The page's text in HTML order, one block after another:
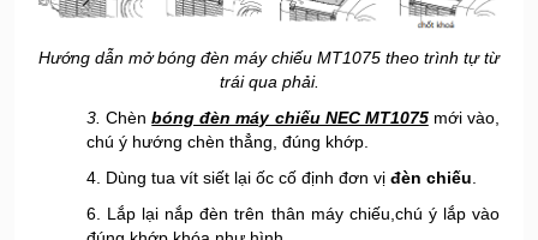
Hướng dẫn mở bóng đèn máy chiếu MT1075 theo trình tự từ
trái qua phải.
3.Chènbóng đèn máy chiếu NEC MT1075mới vào,
chú ý hướng chèn thẳng, đúng khớp.
4. Dùng tua vít siết lại ốc cố định đơn vị đèn chiếu.
6. Lắp lại nắp đèn trên thân máy chiếu,chú ý lắp vào